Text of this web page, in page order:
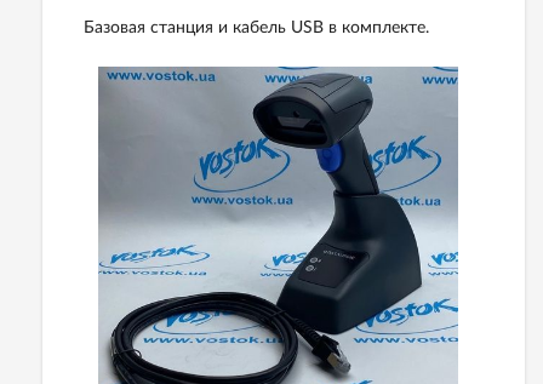
Базовая станция и кабель USB в комплекте.